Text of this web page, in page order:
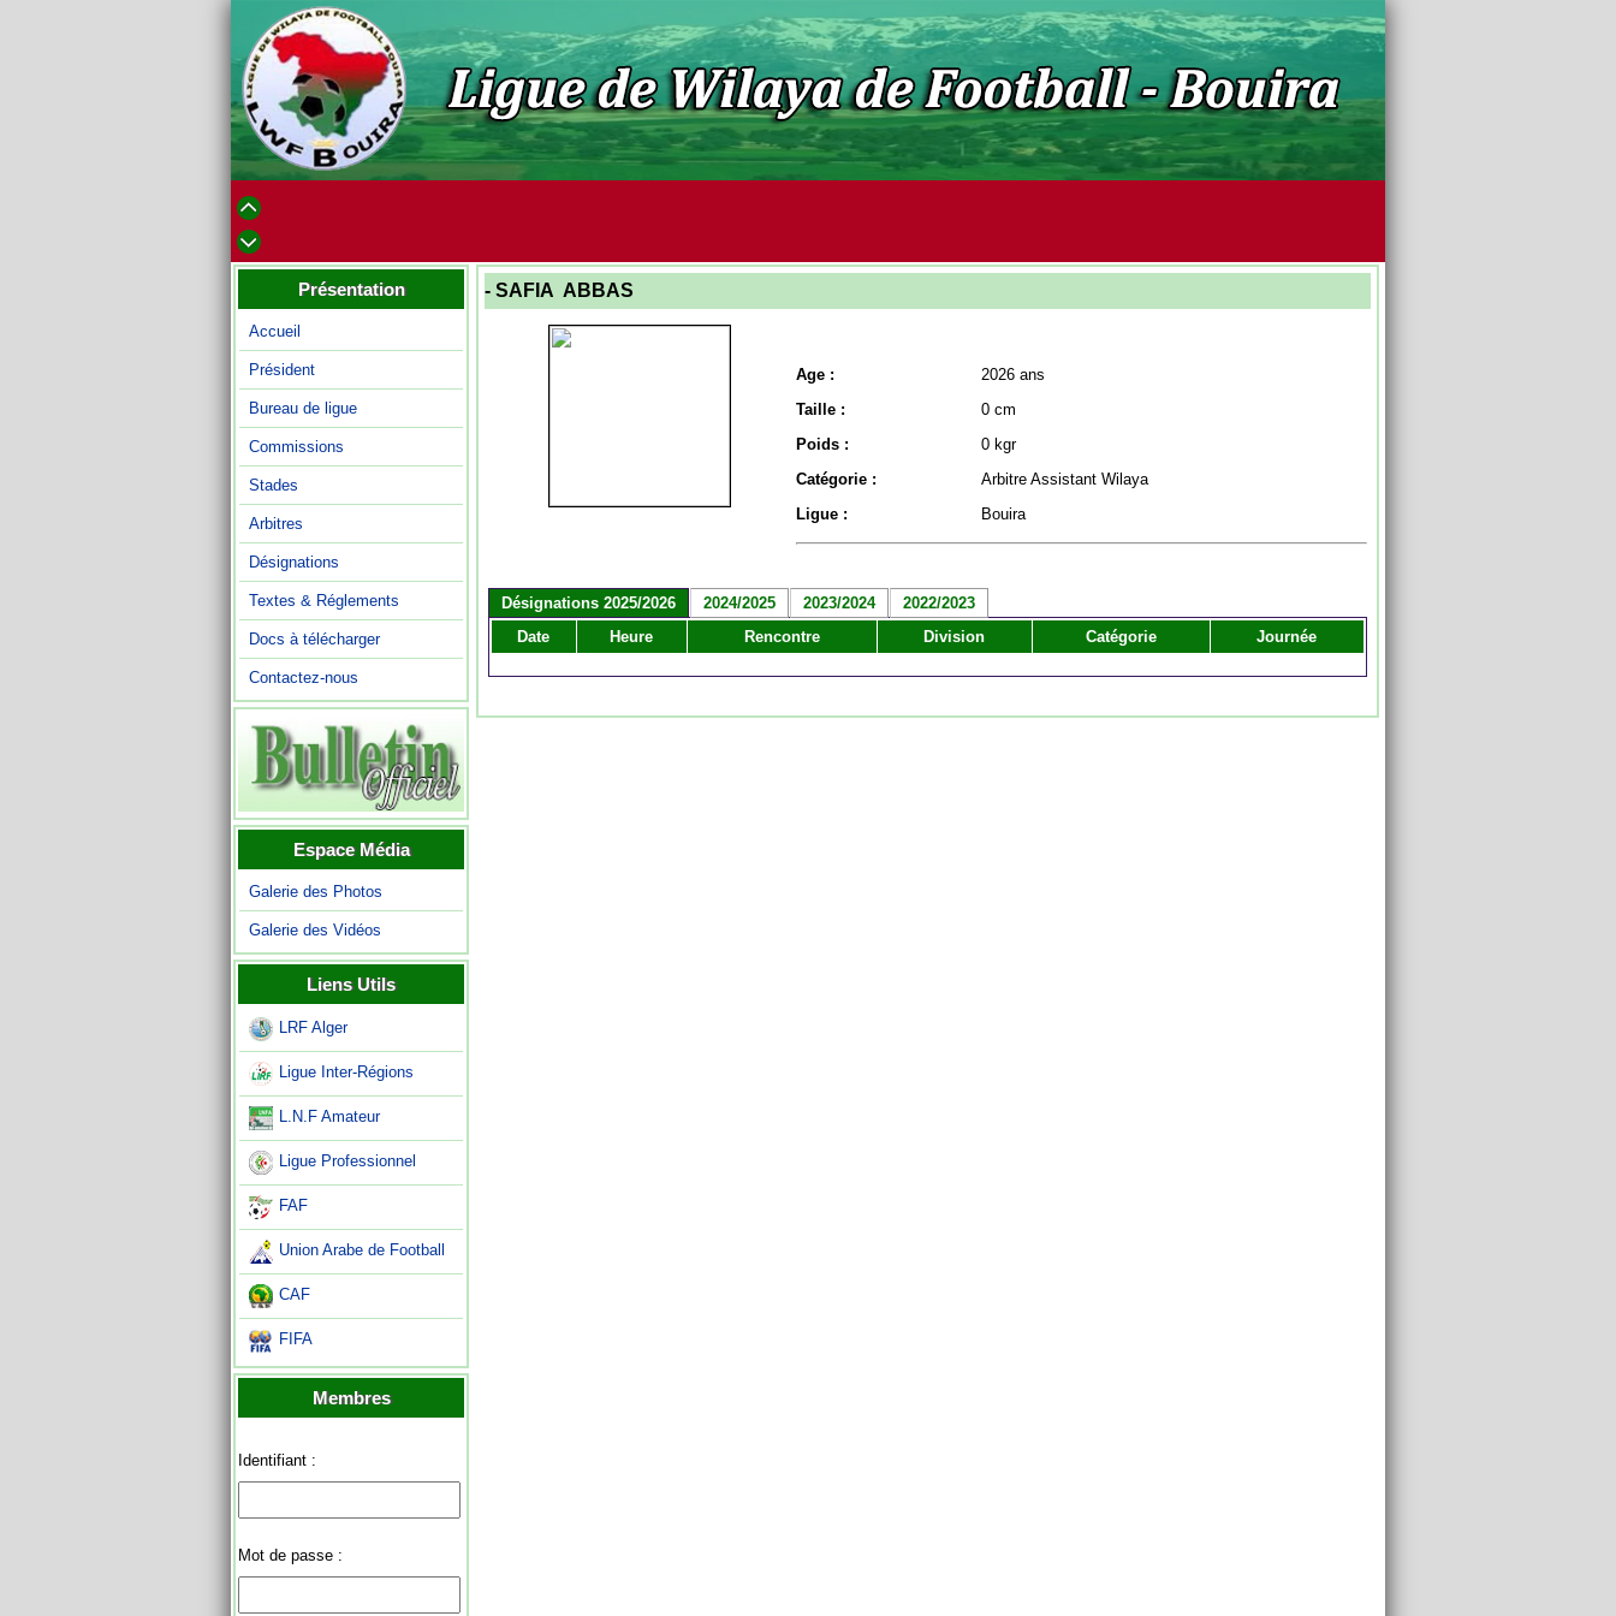
Présentation
Accueil
Président
Bureau de ligue
Commissions
Stades
Arbitres
Désignations
Textes & Réglements
Docs à télécharger
Contactez-nous
Espace Média
Galerie des Photos
Galerie des Vidéos
Liens Utils
LRF Alger
Ligue Inter-Régions
L.N.F Amateur
Ligue Professionnel
FAF
Union Arabe de Football
CAF
FIFA
Membres
Identifiant :
Mot de passe :
- SAFIA ABBAS
Age :
2026 ans
Taille :
0 cm
Poids :
0 kgr
Catégorie :
Arbitre Assistant Wilaya
Ligue :
Bouira
Désignations 2025/2026 2024/2025 2023/2024
2022/2023
Date
Heure Rencontre Division Catégorie Journée